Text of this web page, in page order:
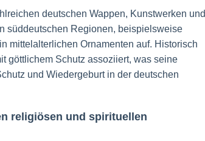
deutschen Wappen, Kunstwerken und
süddeutschen Regionen, beispielsweise
mittelalterlichen Ornamenten auf. Historisch
göttlichem Schutz assoziiert, was seine
und Wiedergeburt in der deutschen
religiösen und spirituellen